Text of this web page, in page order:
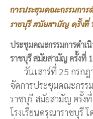
การประชุมคณะกรรมก
ราชบุรี สมัยสามัญ ครั้งที่
ประชุมคณะกรรมการดำ
ราชบุรี สมัยสามัญ ครั้งที่ 1
วันเสาร์ที่ 25 กรกฎ
จัดการประชุมคณะกร
ราชบุรี สมัยสามัญ ครั้
โรงเรียนดรุณาราชบุรี